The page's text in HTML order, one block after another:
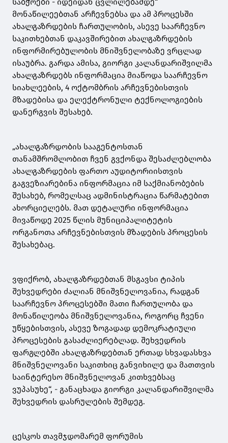
საბჭოები - იდეიდან ცვლილებამდე“
მონაწილეებთან არჩევნებსა და ამ პროცესში
ახალგაზრდების ჩართულობის, ასევე საარჩევნო
საკითხებთან დაკავშირებით ახალგაზრდების
ინფორმირებულობის მნიშვნელობაზე ვრცლად
ისაუბრა. გარდა ამისა, გიორგი კალანდარიშვილმა
ახალგაზრდებს ინფორმაცია მიაწოდა საარჩევნო
სიახლეების, 4 ოქტომბრის არჩევნებისთვის
მზადებისა და ელექტრონული ტექნოლოგიების
დანერგვის შესახებ.
„ახალგაზრდობის სააგენტოსთან
თანამშრომლობით ჩვენ გვქონდა შესაძლებლობა
ახალგაზრდების ფართო აუდიტორიისთვის
გაგვეზიარებინა ინფორმაცია იმ საქმიანობების
შესახებ, რომელსაც ადმინისტრაცია წარმატებით
ახორციელებს. მათ დეტალური ინფორმაცია
მივაწოდე 2025 წლის მუნიციპალიტეტის
ორგანოთა არჩევნებისთვის მზადების პროცესის
შესახებაც.
ვფიქრობ, ახალგაზრდებთან მსგავსი ტიპის
შეხვედრები ძალიან მნიშვნელოვანია, რადგან
საარჩევნო პროცესებში მათი ჩართულობა და
მონაწილეობა მნიშვნელოვანია, როგორც ჩვენი
უწყებისთვის, ასევე ზოგადად დემოკრატიული
პროცესების გასაძლიერებლად. შეხვედრის
ფარგლებში ახალგაზრდებთან ერთად სხვადასხვა
მნიშვნელოვანი საკითხიც განვიხილე და მათთვის
საინტერესო მნიშვნელოვან კითხვებსაც
ვუპასუხე“, - განაცხადა გიორგი კალანდარიშვილმა
შეხვედრის დასრულების შემდეგ.
ცესკოს თავმჯდომარემ ფორუმის